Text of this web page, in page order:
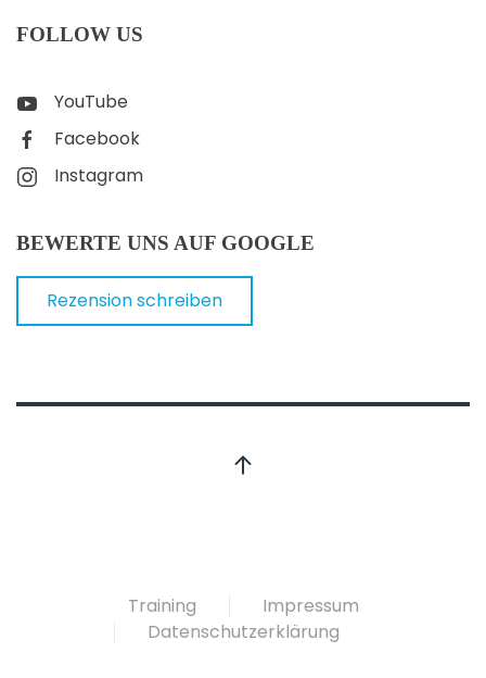
FOLLOW US
YouTube
Facebook
Instagram
BEWERTE UNS AUF GOOGLE
Rezension schreiben
Training
Impressum
Datenschutzerklärung